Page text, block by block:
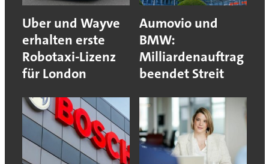
Uber und Wayve
erhalten erste
Robotaxi-Lizenz
für London
Aumovio und
BMW:
Milliardenauftrag
beendet Streit